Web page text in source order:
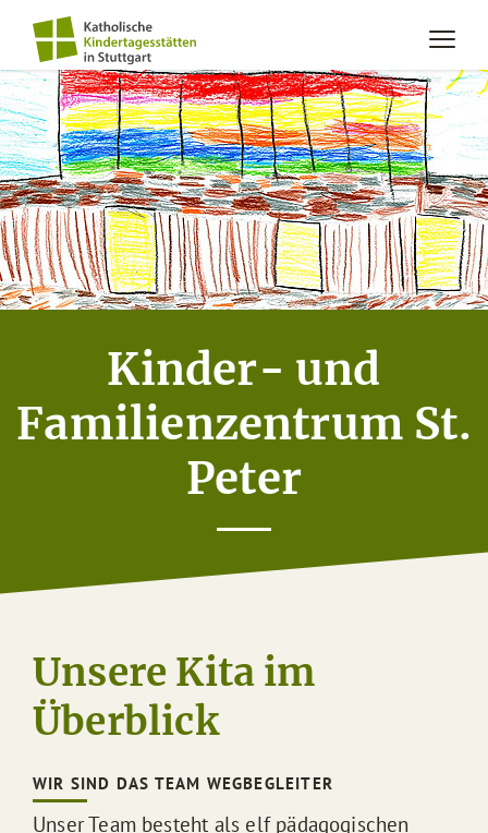
Kinder- und
Familienzentrum St.
Peter
Unsere Kita im
Überblick
WIR SIND DAS TEAM WEGBEGLEITER
Unser Team besteht als elf pädagogischen